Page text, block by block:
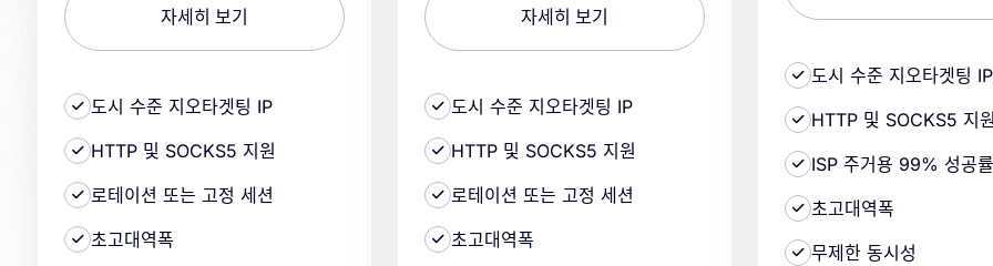
자세히 보기
도시 수준 지오타겟팅 IP
HTTP 및 SOCKS5 지원
로테이션 또는 고정 세션
초고대역폭
자세히 보기
도시 수준 지오타겟팅 IP
HTTP 및 SOCKS5 지원
로테이션 또는 고정 세션
초고대역폭
도시 수준 지오타겟팅 IP
HTTP 및 SOCKS5 지
ISP 주거용 99% 성공률
초고대역폭
무제한 동시성